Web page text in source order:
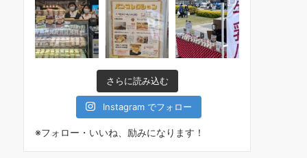
さらに読み込む
Instagram でフォロー
※フォロー・いいね、励みになります！